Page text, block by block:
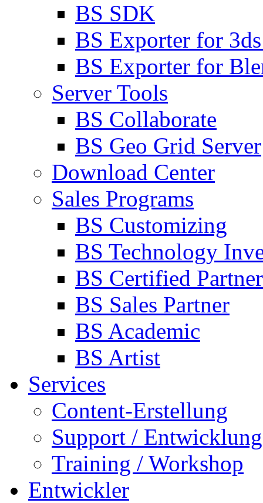
BS SDK
BS Exporter for
BS Exporter for
Server Tools
BS Collaborate
BS Geo Grid Server
Download Center
Sales Programs
BS Customizing
BS Technology
BS Certified Partner
BS Sales Partner
BS Academic
BS Artist
Services
Content-Erstellung
Support / Entwicklung
Training / Workshop
Entwickler